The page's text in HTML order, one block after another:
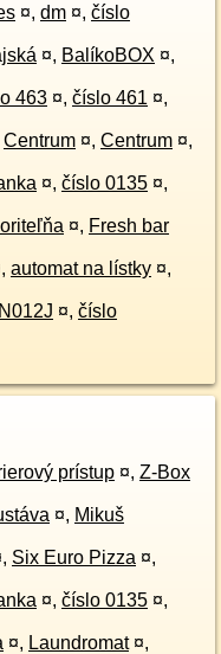
¤, dm ¤, číslo
¤, BalíkoBOX ¤,
463 ¤, číslo 461 ¤,
Centrum ¤, Centrum ¤,
¤, číslo 0135 ¤,
¤, Fresh bar
, automat na lístky ¤,
¤, číslo
prístup ¤, Z-Box
¤, Mikuš
, Six Euro Pizza ¤,
¤, číslo 0135 ¤,
¤, Laundromat ¤,